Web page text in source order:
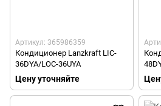
Артикул: 365986359
Кондиционер Lanzkraft LIC-
36DYA/LOC-36UYA
Цену уточняйте